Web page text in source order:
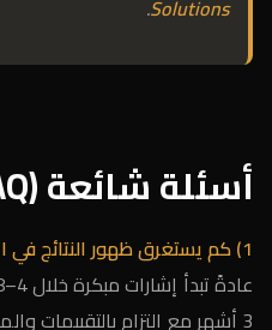
Solutions
.
أسئلة شائعة (FAQ)
1) كم يستغرق ظهور النتائج في السيو المحلي؟
3 أشهر مع التزام بالتقييمات والمحتوى.